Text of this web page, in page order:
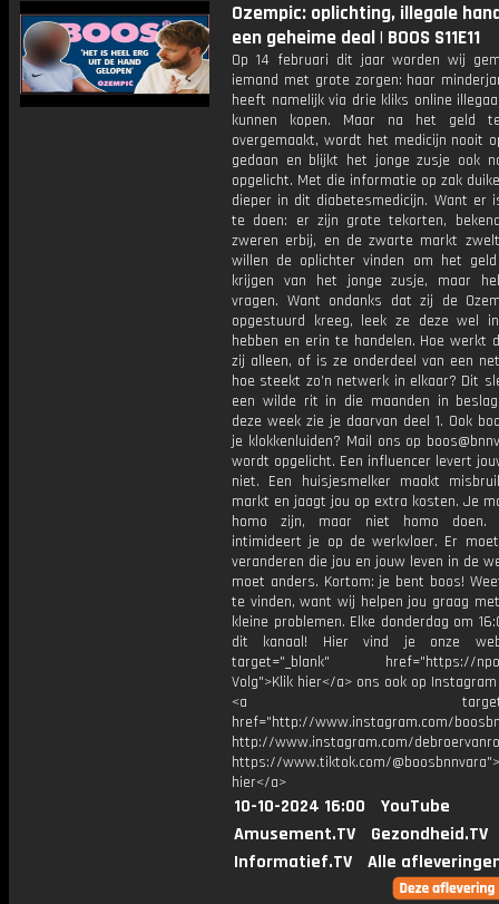
Ozempic: oplichting, illegale
een geheime deal | BOOS S11E11
Op 14 februari dit jaar worden wij
iemand met grote zorgen: haar
heeft namelijk via drie kliks online
kunnen kopen. Maar na het geld
overgemaakt, wordt het medicijn nooit
gedaan en blijkt het jonge zusje ook
opgelicht. Met die informatie op zak
dieper in dit diabetesmedicijn. Want er
te doen: er zijn grote tekorten,
zweren erbij, en de zwarte markt
willen de oplichter vinden om het
krijgen van het jonge zusje, maar
vragen. Want ondanks dat zij de
opgestuurd kreeg, leek ze deze wel
hebben en erin te handelen. Hoe werkt
zij alleen, of is ze onderdeel van een
hoe steekt zo’n netwerk in elkaar? Dit
een wilde rit in die maanden in
deze week zie je daarvan deel 1. Ook
je klokkenluiden? Mail ons op
wordt opgelicht. Een influencer levert
niet. Een huisjesmelker maakt
markt en jaagt jou op extra kosten. Je
homo zijn, maar niet homo doen.
intimideert je op de werkvloer. Er
veranderen die jou en jouw leven in de
moet anders. Kortom: je bent boos!
te vinden, want wij helpen jou graag
kleine problemen. Elke donderdag om
dit kanaal! Hier vind je onze
target="_blank" href="https://
Volg">Klik hier</a> ons ook op Instagram
<a
href="http://www.instagram.com/
http://www.instagram.com/
https://www.tiktok.com/
hier</a>
10-10-2024 16:00
YouTube
Amusement.TV
Gezondheid.TV
Informatief.TV
Alle